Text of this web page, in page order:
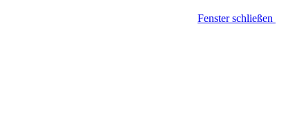
Fenster schließen